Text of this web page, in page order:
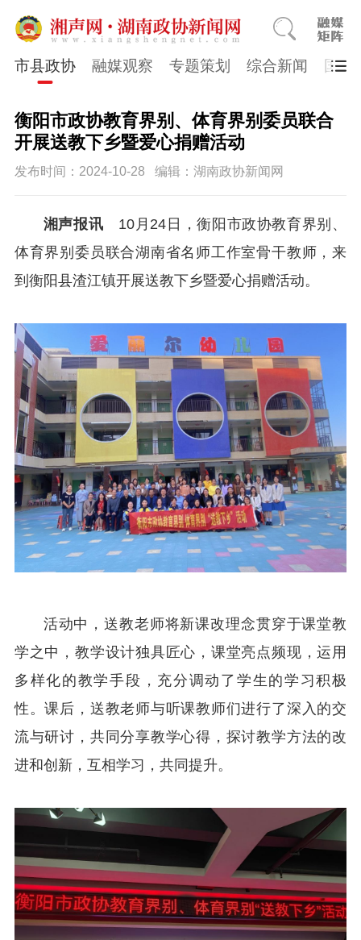
市县政协 融媒观察 专题策划 综合新闻 国医
衡阳市政协教育界别、体育界别委员联合
开展送教下乡暨爱心捐赠活动
发布时间：2024-10-28 编辑：湖南政协新闻网
湘声报讯 10月24日，衡阳市政协教育界别、
体育界别委员联合湖南省名师工作室骨干教师，来
到衡阳县渣江镇开展送教下乡暨爱心捐赠活动。
活动中，送教老师将新课改理念贯穿于课堂教
学之中，教学设计独具匠心，课堂亮点频现，运用
多样化的教学手段，充分调动了学生的学习积极
性。课后，送教老师与听课教师们进行了深入的交
流与研讨，共同分享教学心得，探讨教学方法的改
进和创新，互相学习，共同提升。